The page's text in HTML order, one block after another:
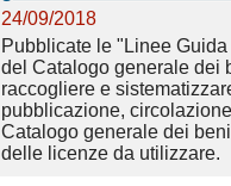
24/09/2018
Pubblicate le "Linee
del Catalogo generale dei
raccogliere e
pubblicazione,
Catalogo generale dei
delle licenze da utilizzare.